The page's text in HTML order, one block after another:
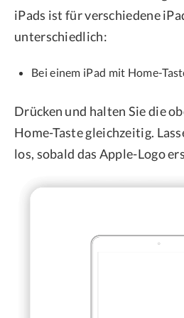
iPads ist für verschiedene
unterschiedlich:
Bei einem iPad mit Home-
Drücken und halten Sie die
Home-Taste gleichzeitig.
los, sobald das Apple-Logo